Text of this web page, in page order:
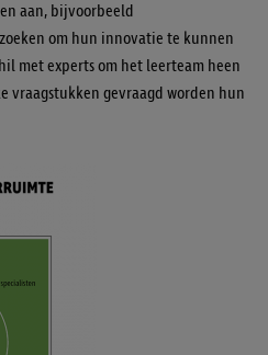
aan, bijvoorbeeld
om hun innovatie te kunnen
met experts om het leerteam heen
vraagstukken gevraagd worden hun